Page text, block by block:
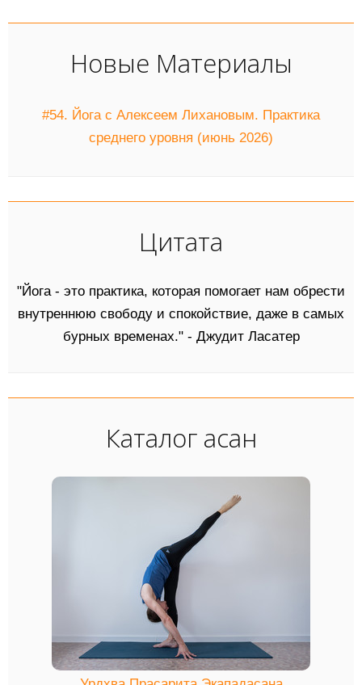
Новые Материалы
#54. Йога с Алексеем Лихановым. Практика
среднего уровня (июнь 2026)
Цитата
"Йога - это практика, которая помогает нам обрести
внутреннюю свободу и спокойствие, даже в самых
бурных временах." - Джудит Ласатер
Каталог асан